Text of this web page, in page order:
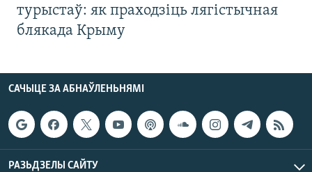
турыстаў: як праходзіць лягістычная
блякада Крыму
САЧЫЦЕ ЗА АБНАЎЛЕНЬНЯМІ
РАЗЬДЗЕЛЫ САЙТУ